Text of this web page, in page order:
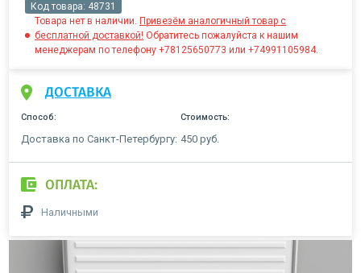
Код товара: 48731
Товара нет в наличии. Привезём аналогичный товар с
бесплатной доставкой! Обратитесь пожалуйста к нашим
менеджерам по телефону +78125650773 или +74991105984.
ДОСТАВКА
Способ: Стоимость:
Доставка по Санкт-Петербургу: 450 руб.
ОПЛАТА:
Наличными